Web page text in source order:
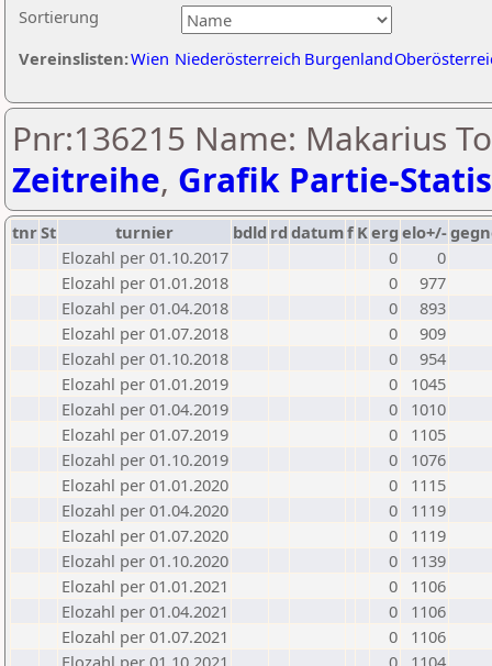
Sortierung
Vereinslisten:Wien Niederösterreich Burgenland
Pnr:136215 Name: Makarius
Zeitreihe, Grafik Partie-
tnrSt turnier bdld rd datumf Kerg elo+/-
Elozahl per 01.10.2017
0
0
Elozahl per 01.01.2018
0
977
Elozahl per 01.04.2018
0
893
Elozahl per 01.07.2018
0
909
Elozahl per 01.10.2018
0
954
Elozahl per 01.01.2019
0
1045
Elozahl per 01.04.2019
0
1010
Elozahl per 01.07.2019
0
1105
Elozahl per 01.10.2019
0
1076
Elozahl per 01.01.2020
0
1115
Elozahl per 01.04.2020
0
1119
Elozahl per 01.07.2020
0
1119
Elozahl per 01.10.2020
0
1139
Elozahl per 01.01.2021
0
1106
Elozahl per 01.04.2021
0
1106
Elozahl per 01.07.2021
0
1106
Elozahl per 01.10.2021
0
1104